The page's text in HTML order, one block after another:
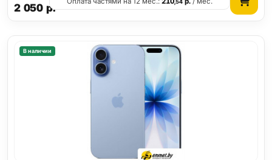
2 050 р.
,54
В наличии